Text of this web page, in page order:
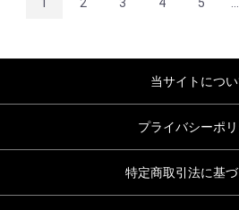
当サイトにつ
プライバシーポ
特定商取引法に基